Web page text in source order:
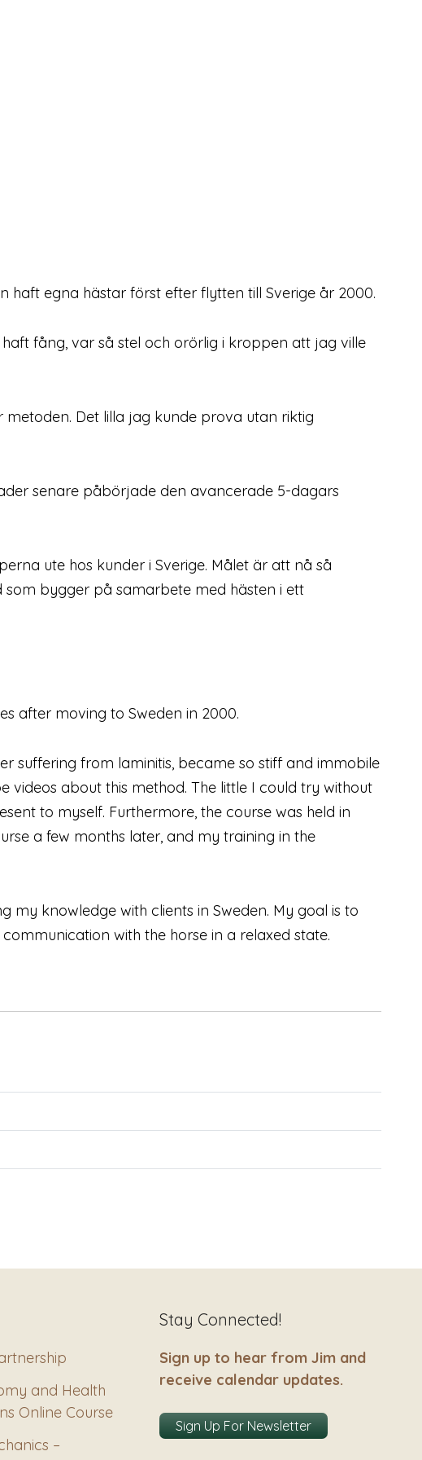
haft egna hästar först efter flytten till Sverige år 2000.
fång, var så stel och orörlig i kroppen att jag ville
metoden. Det lilla jag kunde prova utan riktig
senare påbörjade den avancerade 5-dagars
ute hos kunder i Sverige. Målet är att nå så
bygger på samarbete med hästen i ett
after moving to Sweden in 2000.
suffering from laminitis, became so stiff and immobile
videos about this method. The little I could try without
to myself. Furthermore, the course was held in
a few months later, and my training in the
my knowledge with clients in Sweden. My goal is to
with the horse in a relaxed state.
and Health
Online Course
–
Stay Connected!
Sign up to hear from Jim and
receive calendar updates.
Sign Up For Newsletter